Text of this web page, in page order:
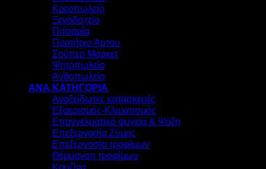
Κρεοπωλείο
Ξενοδοχείο
Πιτσαρία
Πρατήριο Άρτου
Σούπερ Μάρκετ
Ψητοπωλείο
Ανθοπωλείο
ΑΝΑ ΚΑΤΗΓΟΡΙΑ
Ανοξείδωτες κατασκευές
Εξαερισμός-Κλιματισμός
Επαγγελματικά ψυγεία & Ψύξη
Επεξεργασία Ζύμης
Επεξεργασία τροφίμων
Θέρμανση τροφίμων
Κουζίνα